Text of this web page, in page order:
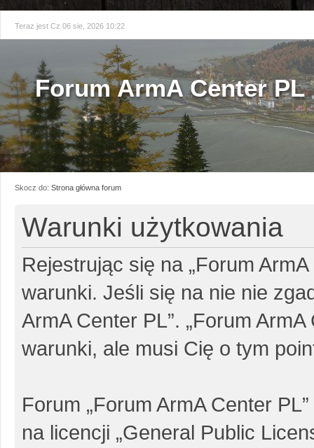
Teraz jest Cz 06 sie, 2026 10:22
Forum ArmA Center PL
Skocz do: Strona główna forum
Warunki użytkowania
Rejestrując się na „Forum
warunki. Jeśli się na nie nie
ArmA Center PL”. „Forum
warunki, ale musi Cię o tym
Forum „Forum ArmA Center
na licencji „General Public